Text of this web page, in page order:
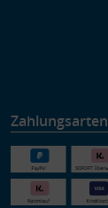
Zahlungsarten